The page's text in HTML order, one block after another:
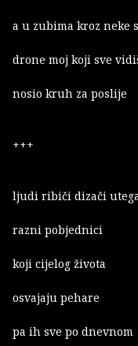
a u zubima kroz neke
drone moj koji sve
nosio kruh za poslije
+++
ljudi ribiči dizači
razni pobjednici
koji cijelog života
osvajaju pehare
pa ih sve po dnevnom